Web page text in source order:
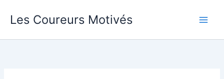
Les Coureurs Motivés